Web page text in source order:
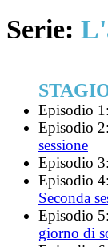
Serie:
Episodio 1:
Episodio 2:
sessione
Episodio 3:
Episodio 4:
Seconda
Episodio 5:
giorno di